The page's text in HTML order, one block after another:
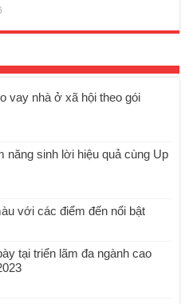
vay nhà ở xã hội theo gói
sinh lời hiệu quả cùng Up
với các điểm đến nổi bật
tại triển lãm đa ngành cao